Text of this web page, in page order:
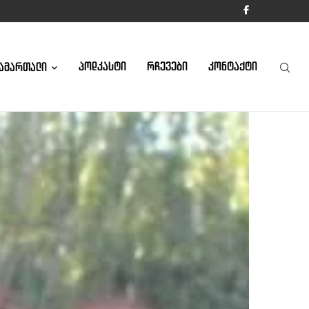
ᲞᲝᲓᲙᲐᲡᲢᲘ ᲠᲩᲔᲕᲔᲑᲘ ᲙᲝᲜᲢᲐᲥᲢᲘ